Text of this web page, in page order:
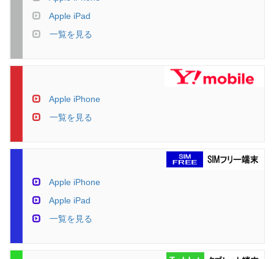
Apple iPad
一覧を見る
Apple iPhone
一覧を見る
Apple iPhone
Apple iPad
一覧を見る